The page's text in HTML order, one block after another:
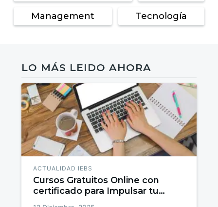
Management Tecnología
LO MÁS LEIDO AHORA
ACTUALIDAD IEBS
Cursos Gratuitos Online con
certificado para Impulsar tu